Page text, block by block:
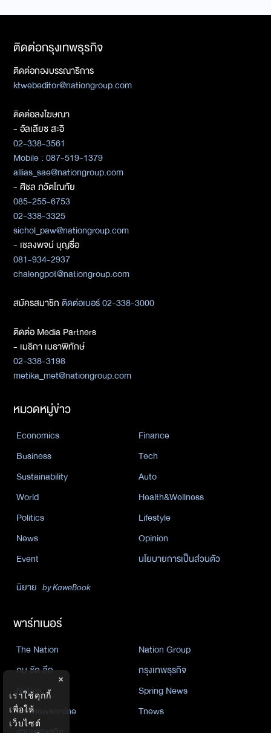
ติดต่อกรุงเทพธุรกิจ
ติดต่อกองบรรณาธิการ
ktwebeditor@nationgroup.com
ติดต่อลงโฆษณา
- อัลเลียซ สะอิ
02-338-3561
Mobile : 087-519-1379
allias_sae@nationgroup.com
- ศิชล ภวัตโณทัย
085-255-6753
02-338-3325
sichol_paw@nationgroup.com
- เชลงพจน์ บุญซื่อ
081-934-2937
chalengpot@nationgroup.com
สมัครสมาชิกติดต่อเบอร์ 02-338-3000
ติดต่อ Media Partners
- เมธิกา เมธาพิทักษ์
02-338-3198
metika_met@nationgroup.com
หมวดหมู่ข่าว
Economics
Finance
Business
Tech
Sustainability
Auto
World
Health&Wellness
Politics
Lifestyle
News
Opinion
Event
นโยบายการเป็นส่วนตัว
นิยาย by KaweBook
พาร์ทเนอร์
The Nation
Nation Group
คม ชัด ลึก
กรุงเทพธุรกิจ
Nation
Spring News
Thainewsonline
Tnews
×
เราใช้คุกกี้
เพื่อให้
เว็บไซต์